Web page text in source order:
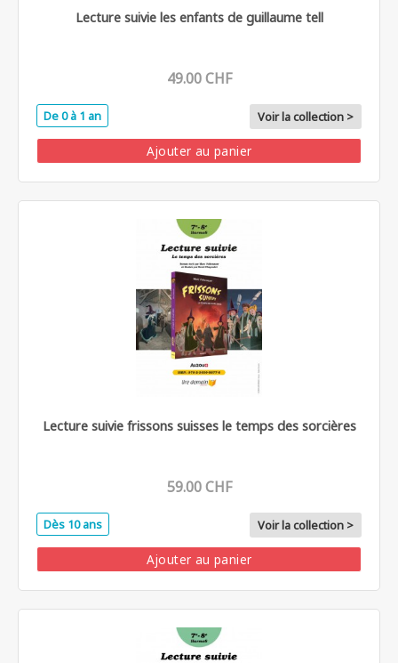
Lecture suivie les enfants de guillaume tell
49.00 CHF
De 0 à 1 an Voir la collection >
Ajouter au panier
Lecture suivie frissons suisses le temps des sorcières
59.00 CHF
Dès 10 ans Voir la collection >
Ajouter au panier